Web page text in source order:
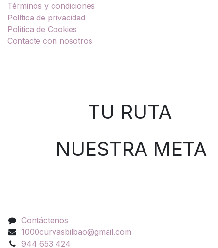
Términos y condiciones
Política de privacidad
Política de Cookies
Contacte con nosotros
TU RUTA
NUESTRA META
Contáctenos
1000curvasbilbao@gmail.com
944 653 424